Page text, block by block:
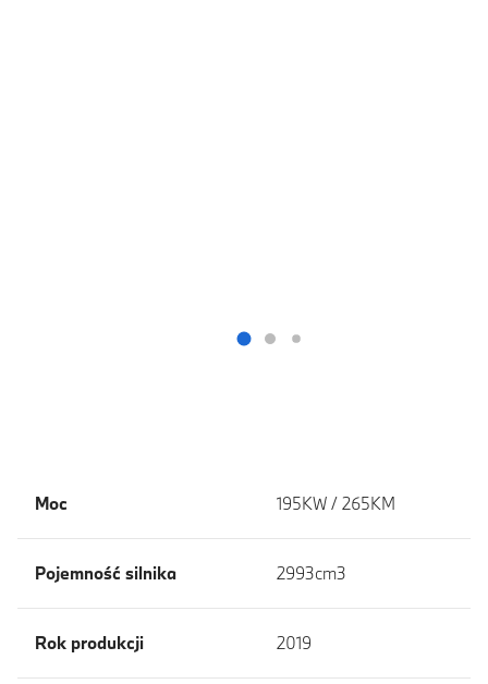
Moc 195KW / 265KM
Pojemność silnika 2993cm3
Rok produkcji 2019